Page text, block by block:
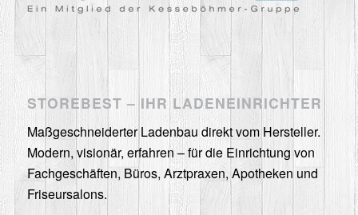
STOREBEST – IHR LADENEINRICHTER
Maßgeschneiderter Ladenbau direkt vom Hersteller.
Modern, visionär, erfahren – für die Einrichtung von
Fachgeschäften, Büros, Arztpraxen, Apotheken und
Friseursalons.